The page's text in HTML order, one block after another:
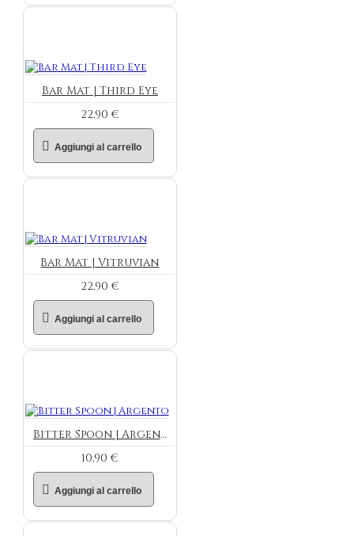
Bar Mat | Third Eye
22,90 €
Aggiungi al carrello
Bar Mat | Vitruvian
22,90 €
Aggiungi al carrello
Bitter Spoon | Argento
10,90 €
Aggiungi al carrello